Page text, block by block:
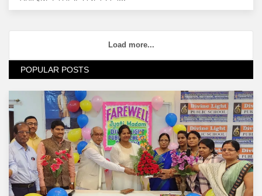
Load more...
POPULAR POSTS